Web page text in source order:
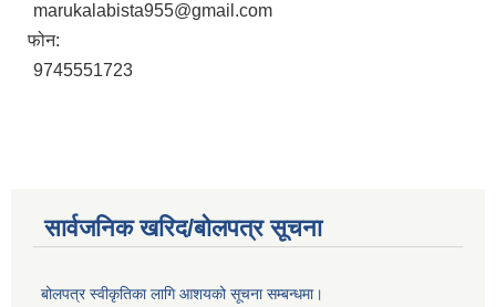
marukalabista955@gmail.com
फोन:
9745551723
सार्वजनिक खरिद/बोलपत्र सूचना
बोलपत्र स्वीकृतिका लागि आशयको सूचना सम्बन्धमा।